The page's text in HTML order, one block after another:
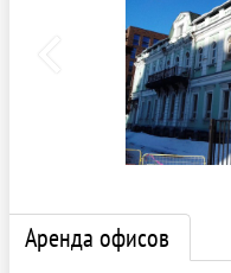
Аренда офисов